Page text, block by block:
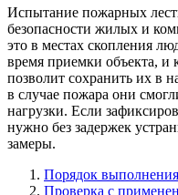
Испытание пожарных
безопасности жилых и
это в местах скопления
время приемки объекта, и
позволит сохранить их в
в случае пожара они
нагрузки. Если
нужно без задержек
замеры.
Порядок выполнения
Проверка с